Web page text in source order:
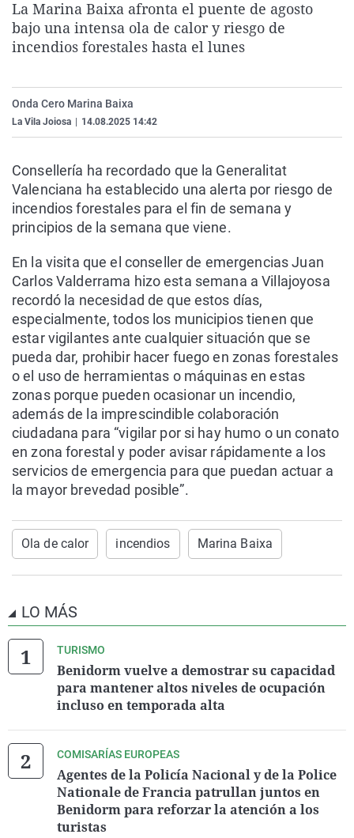
La rosa de los vientos
Gente viajera
Caso
Retornados
Extremadura
Galicia
Virales
Televisión
La Marina Baixa afronta el puente de agosto
bajo una intensa ola de calor y riesgo de
incendios forestales hasta el lunes
Onda Cero Marina Baixa
La Vila Joiosa 14.08.2025 14:42
Consellería ha recordado que la Generalitat
Valenciana ha establecido una alerta por riesgo de
incendios forestales para el fin de semana y
principios de la semana que viene.
En la visita que el conseller de emergencias Juan
Carlos Valderrama hizo esta semana a Villajoyosa
recordó la necesidad de que estos días,
especialmente, todos los municipios tienen que
estar vigilantes ante cualquier situación que se
pueda dar, prohibir hacer fuego en zonas forestales
o el uso de herramientas o máquinas en estas
zonas porque pueden ocasionar un incendio,
además de la imprescindible colaboración
ciudadana para “vigilar por si hay humo o un conato
en zona forestal y poder avisar rápidamente a los
servicios de emergencia para que puedan actuar a
la mayor brevedad posible”.
Ola de calor incendios Marina Baixa
LO MÁS
TURISMO
Benidorm vuelve a demostrar su capacidad
para mantener altos niveles de ocupación
incluso en temporada alta
COMISARÍAS EUROPEAS
Agentes de la Policía Nacional y de la Police
Nationale de Francia patrullan juntos en
Benidorm para reforzar la atención a los
turistas